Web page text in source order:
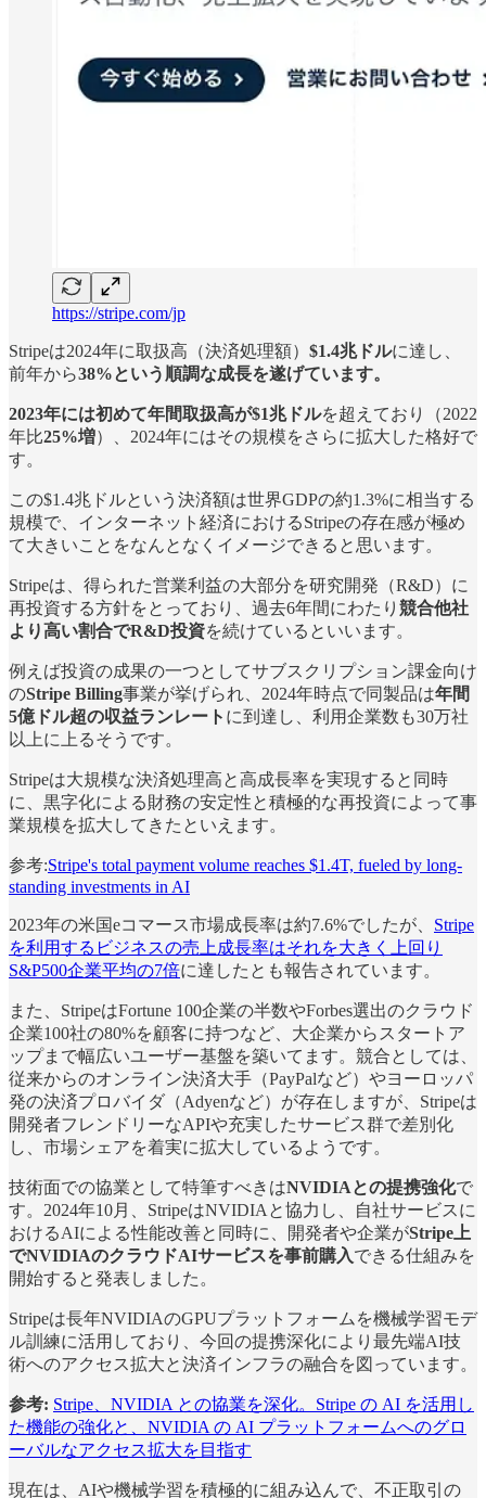
https://stripe.com/jp
Stripeは2024年に取扱高（決済処理額） $1.4兆ドルに達し、
前年から38%という順調な成長を遂げています。
2023年には初めて年間取扱高が$1兆ドルを超えており（2022
年比25%増）、2024年にはその規模をさらに拡大した格好で
す。
この$1.4兆ドルという決済額は世界GDPの約1.3%に相当する
規模で、インターネット経済におけるStripeの存在感が極め
て大きいことをなんとなくイメージできると思います。
Stripeは、得られた営業利益の大部分を研究開発（R&D）に
再投資する方針をとっており、過去6年間にわたり 競合他社
より高い割合でR&D投資を続けているといいます。
例えば投資の成果の一つとしてサブスクリプション課金向け
のStripe Billing事業が挙げられ、2024年時点で同製品は年間
5億ドル超の収益ランレート に到達し、利用企業数も30万社
以上に上るそうです。
Stripeは大規模な決済処理高と高成長率を実現すると同時
に、黒字化による財務の安定性と積極的な再投資によって事
業規模を拡大してきたといえます。
参考:Stripe's total payment volume reaches $1.4T, fueled by long-
standing investments in AI
2023年の米国eコマース市場成長率は約7.6%でしたが、 Stripe
を利用するビジネスの売上成長率はそれを大きく上回り
S&P500企業平均の7倍に達したとも報告されています。
また、StripeはFortune 100企業の半数やForbes選出のクラウド
企業100社の80%を顧客に持つなど、大企業からスタートア
ップまで幅広いユーザー基盤を築いてます。競合としては、
従来からのオンライン決済大手（PayPalなど）やヨーロッパ
発の決済プロバイダ（Adyenなど）が存在しますが、Stripeは
開発者フレンドリーなAPIや充実したサービス群で差別化
し、市場シェアを着実に拡大しているようです。
技術面での協業として特筆すべきはNVIDIAとの提携強化で
す。2024年10月、StripeはNVIDIAと協力し、自社サービスに
おけるAIによる性能改善と同時に、開発者や企業がStripe上
でNVIDIAのクラウドAIサービスを事前購入できる仕組みを
開始すると発表しました。
Stripeは長年NVIDIAのGPUプラットフォームを機械学習モデ
ル訓練に活用しており、今回の提携深化により最先端AI技
術へのアクセス拡大と決済インフラの融合を図っています。
参考: Stripe、NVIDIA との協業を深化。Stripe の AI を活用し
た機能の強化と、NVIDIA の AI プラットフォームへのグロ
ーバルなアクセス拡大を目指す
現在は、AIや機械学習を積極的に組み込んで、不正取引の